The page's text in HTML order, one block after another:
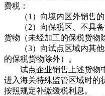
费税：
（1）向境内区外销售的
（2）向保税区、不具备
货物（未经加工的保税货物
（3）向试点区域内其他
的保税货物除外）。
试点企业销售上述货物
进入海关特殊监管区域时的
按照规定补缴缓税利息。